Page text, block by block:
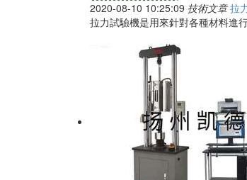
2020-08-10 10:25:09 技術文章 拉
拉力試驗機是用來針對各種材料進